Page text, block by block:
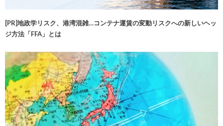
[PR]地政学リスク、港湾混雑…コンテナ運賃の変動リスクへの新しいヘッ
ジ方法「FFA」とは